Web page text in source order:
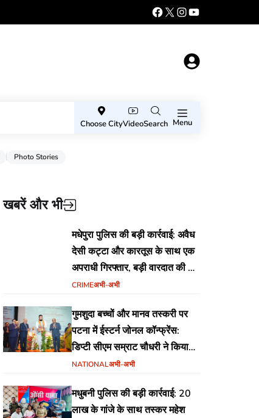
Choose CityVideoSearch Menu
Photo Stories
खबरें और भी
मधेपुरा पुलिस की बड़ी कार्रवाई: अवैध
देसी कट्टा और कारतूस के साथ एक
अपराधी गिरफ्तार, बड़ी वारदात की थी
योजना
CRIMEअभी-अभी
गुमशुदा बच्चों और मानव तस्करी पर
पटना में ईस्टर्न जोनल कॉन्फ्रेंस:
डिप्टी सीएम सम्राट चौधरी ने किया
उद्घाटन, अंतर्राज्यीय समन्वय पर जोर
NATIONALअभी-अभी
मधुबनी पुलिस की बड़ी कार्रवाई: 20
लाख के गांजे के साथ तस्कर महेश